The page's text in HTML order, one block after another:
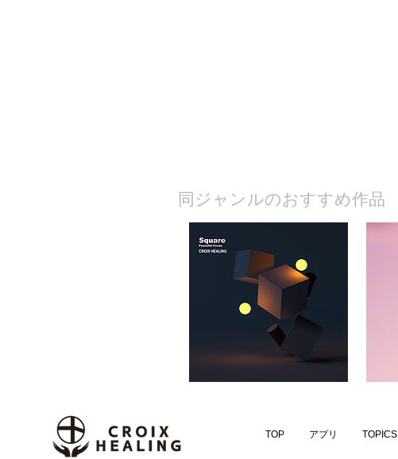
​同ジャンルのおすすめ作品
TOP アプリ TOPICS